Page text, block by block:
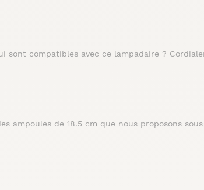
sont compatibles avec ce lampadaire ?
ampoules de 18.5 cm que nous proposons